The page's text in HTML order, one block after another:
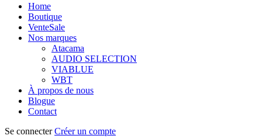
Home
Boutique
VenteSale
Nos marques
Atacama
AUDIO SELECTION
VIABLUE
WBT
À propos de nous
Blogue
Contact
Se connecterCréer un compte